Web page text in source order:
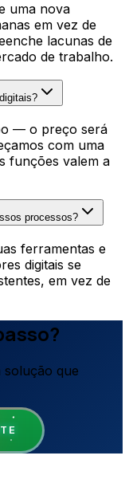
uma nova
em vez de
lacunas de
de trabalho.
— o preço será
com uma
funções valem a
processos?
ferramentas e
digitais se
em vez de
solução que